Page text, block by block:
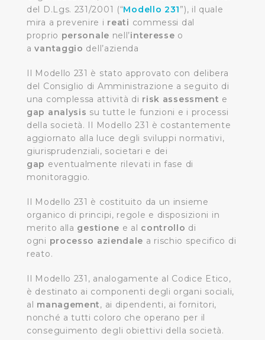
del D.Lgs. 231/2001 (“Modello 231”), il quale
mira a prevenire i reati commessi dal
proprio personale nell’interesse o
avantaggio dell’azienda
Il Modello 231 è stato approvato con delibera
del Consiglio di Amministrazione a seguito di
una complessa attività di risk assessment e
gap analysis su tutte le funzioni e i processi
della società. Il Modello 231 è costantemente
aggiornato alla luce degli sviluppi normativi,
giurisprudenziali, societari e dei
gap eventualmente rilevati in fase di
monitoraggio.
Il Modello 231 è costituito da un insieme
organico di principi, regole e disposizioni in
merito alla gestione e al controllo di
ogni processo aziendale a rischio specifico di
reato.
Il Modello 231, analogamente al Codice Etico,
è destinato ai componenti degli organi sociali,
al management, ai dipendenti, ai fornitori,
nonché a tutti coloro che operano per il
conseguimento degli obiettivi della società.